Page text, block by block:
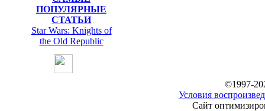
ПОПУЛЯРНЫЕ
СТАТЬИ
Star Wars: Knights of
the Old Republic
©1997-
Условия
Сайт